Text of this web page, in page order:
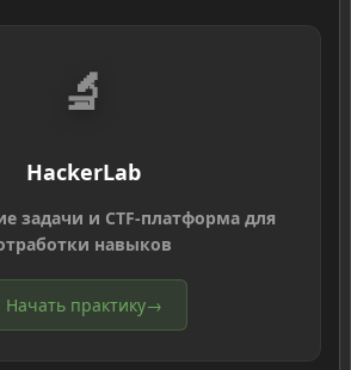
🔬
HackerLab
задачи и CTF-платформа для
навыков
Начать практику→